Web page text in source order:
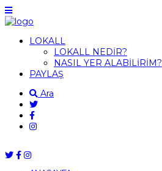
LOKALL
LOKALL NEDİR?
NASIL YER ALABİLİRİM?
PAYLAŞ
Ara